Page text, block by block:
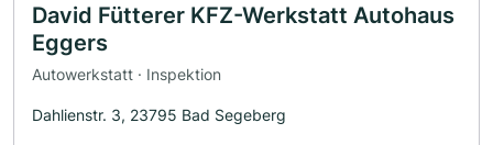
David Fütterer KFZ-Werkstatt Autohaus
Eggers
Autowerkstatt · Inspektion
Dahlienstr. 3, 23795 Bad Segeberg